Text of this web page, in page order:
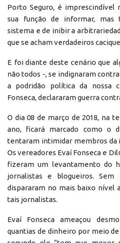
Porto Seguro, é imprescindível
sua função de informar,
sistema e de inibir a
que se acham verdadeiros
E foi diante deste cenário que
não todos -, se indignaram
a podridão política da nossa
Fonseca, declararam guerra
O dia 08 de março de 2018, na
ano, ficará marcado como o
tentaram intimidar membros da
Os vereadores Evaí Fonseca e
fizeram um levantamento do
jornalistas e blogueiros.
dispararam no mais baixo nível
tais jornalistas.
Evaí Fonseca ameaçou
quantias de dinheiro por meio